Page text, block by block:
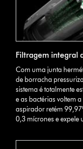
Filtragem integral
Com uma junta
de borracha
sistema é totalmente
e as bactérias voltem
aspirador retém
0,3 mícrones e expele